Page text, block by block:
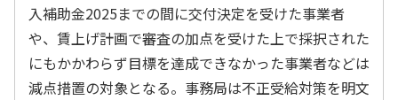
入補助金2025までの間に交付決定を受けた事業者
や、賃上げ計画で審査の加点を受けた上で採択された
にもかかわらず目標を達成できなかった事業者などは
減点措置の対象となる。事務局は不正受給対策を明文